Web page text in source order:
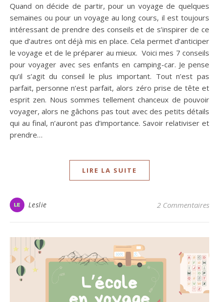
Quand on décide de partir, pour un voyage de quelques
semaines ou pour un voyage au long cours, il est toujours
intéressant de prendre des conseils et de s’inspirer de ce
que d’autres ont déjà mis en place. Cela permet d’anticiper
le voyage et de le préparer au mieux. Voici mes 7 conseils
pour voyager avec ses enfants en camping-car. Je pense
qu’il s’agit du conseil le plus important. Tout n’est pas
parfait, personne n’est parfait, alors zéro prise de tête et
esprit zen. Nous sommes tellement chanceux de pouvoir
voyager, alors ne gâchons pas tout avec des petits détails
qui au final, n’auront pas d’importance. Savoir relativiser et
prendre…
LIRE LA SUITE
Leslie 2 Commentaires